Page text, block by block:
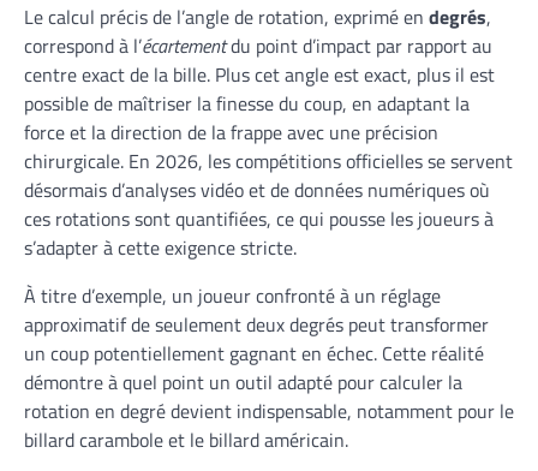
Le calcul précis de l’angle de rotation, exprimé en degrés,
correspond à l’écartementdu point d’impact par rapport au
centre exact de la bille. Plus cet angle est exact, plus il est
possible de maîtriser la finesse du coup, en adaptant la
force et la direction de la frappe avec une précision
chirurgicale. En 2026, les compétitions officielles se servent
désormais d’analyses vidéo et de données numériques où
ces rotations sont quantifiées, ce qui pousse les joueurs à
s’adapter à cette exigence stricte.
À titre d’exemple, un joueur confronté à un réglage
approximatif de seulement deux degrés peut transformer
un coup potentiellement gagnant en échec. Cette réalité
démontre à quel point un outil adapté pour calculer la
rotation en degré devient indispensable, notamment pour le
billard carambole et le billard américain.